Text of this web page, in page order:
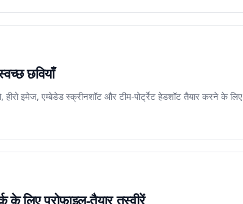
छवियाँ
इमेज, एम्बेडेड स्क्रीनशॉट और टीम-पोर्ट्रेट हेडशॉट तैयार करने के लिए
लिए प्रोफ़ाइल-तैयार तस्वीरें